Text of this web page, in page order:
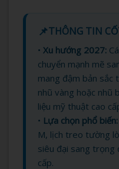
📌THÔNG TIN
• Xu hướng 2027:
chuyển mạnh mẽ
mang đậm bản sắc
nhũ vàng hoặc nhũ
liệu mỹ thuật cao
• Lựa chọn phổ biến:
M, lịch treo tường
siêu đại sang trọng
cấp.